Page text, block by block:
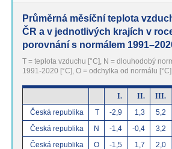
Průměrná měsíční teplota
ČR a v jednotlivých krajích v
porovnání s normálem
T = teplota vzduchu [°C], N = dlouhodobý
1991-2020 [°C], O = odchylka od normálu [°C]
I. II. III.
Česká republika
T -2,9 1,3 5,2
Česká republika
N -1,4 -0,4 3,2
Česká republika
O -1,5 1,7 2,0